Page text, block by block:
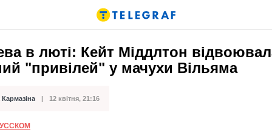
в люті: Кейт Міддлтон
"привілей" у мачухи Вільяма
Кармазіна 12 квітня, 21:16